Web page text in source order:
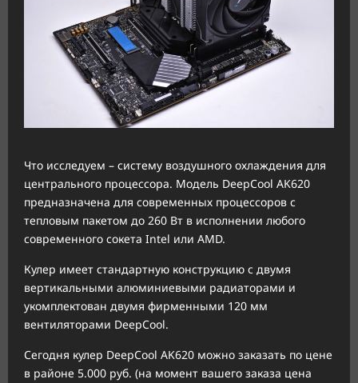
Что исследуем – систему воздушного охлаждения для
центрального процессора. Модель DeepCool AK620
предназначена для современных процессоров с
тепловым пакетом до 260 Вт в исполнении любого
современного сокета Intel или AMD.
Кулер имеет стандартную конструкцию с двумя
вертикальными алюминиевыми радиаторами и
укомплектован двумя фирменными 120 мм
вентиляторами DeepCool.
Сегодня кулер DeepCool AK620 можно заказать по цене
в районе 5.000 руб. (на момент вашего заказа цена